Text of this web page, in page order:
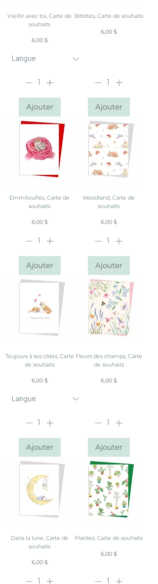
Vieillir avec toi, Carte de
souhaits
Prix
6,00 $
Ajouter
Bibittes, Carte de souhaits
Prix
6,00 $
Ajouter
Emmitouflés, Carte de
souhaits
Prix
6,00 $
Ajouter
Woodland, Carte de
souhaits
Prix
6,00 $
Ajouter
Toujours à tes côtés, Carte
de souhaits
Prix
6,00 $
Ajouter
Fleurs des champs, Carte
de souhaits
Prix
6,00 $
Ajouter
Dans la lune, Carte de
souhaits
Prix
6,00 $
Plantes, Carte de souhaits
Prix
6,00 $